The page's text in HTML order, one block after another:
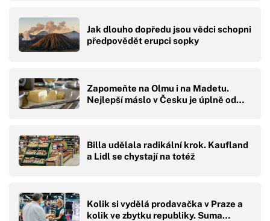
Jak dlouho dopředu jsou vědci schopni
předpovědět erupci sopky
Zapomeňte na Olmu i na Madetu.
Nejlepší máslo v Česku je úplně od…
Billa udělala radikální krok. Kaufland
a Lidl se chystají na totéž
Kolik si vydělá prodavačka v Praze a
kolik ve zbytku republiky. Suma…